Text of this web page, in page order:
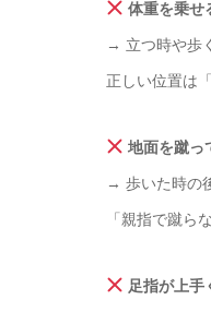
体重を乗せ
→ 立つ時や歩
正しい位置は
地面を蹴っ
→ 歩いた時の
「親指で蹴ら
足指が上手